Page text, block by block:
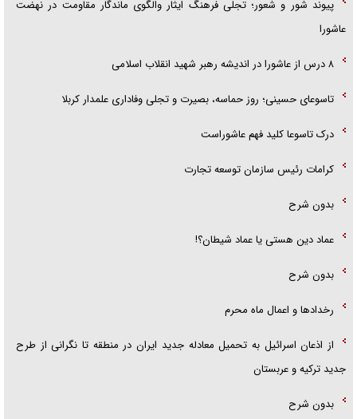
پیوند شور و شعور؛ تجلی فرهنگ ایثار والگوی ماندگار مقاومت در نهضت
عاشورا
۸ درس از عاشورا در اندیشه رهبر شهید انقلاب اسلامی
تاسوعای حسینی؛ روز حماسه، بصیرت و تجلی وفاداری علمدار کربلا
درک تاسوعا کلید فهم عاشوراست
کرامات رئیس سازمان توسعه تجارت
بدون شرح
عماد دین هستی یا عماد شیطان؟!
بدون شرح
رخداد‌ها و اعمال ماه محرم
از اذعان اسرائیل به تحمیل معادله جدید ایران در منطقه تا نگرانی از طرح
جدید ترکیه و عربستان
بدون شرح